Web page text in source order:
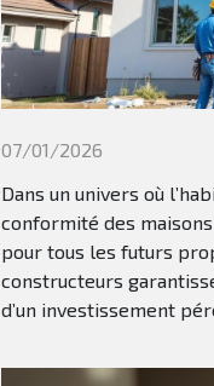
07/01/2026
Dans un univers où
conformité des
pour tous les futurs
constructeurs
d’un investissement